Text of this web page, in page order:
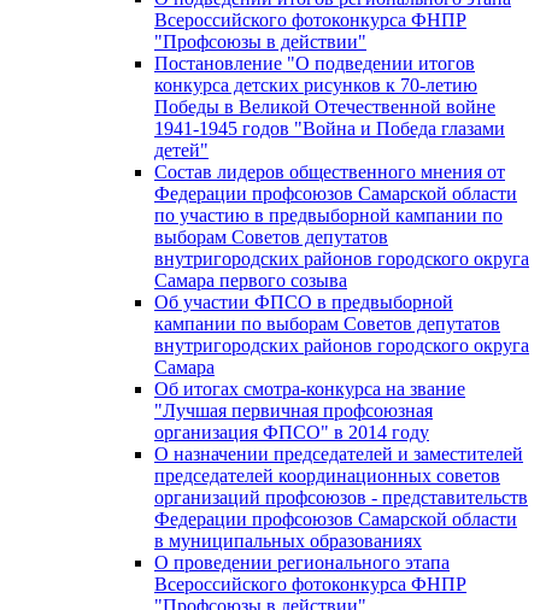
Всероссийского фотоконкурса ФНПР
"Профсоюзы в действии"
Постановление "О подведении итогов
конкурса детских рисунков к 70-летию
Победы в Великой Отечественной войне
1941-1945 годов "Война и Победа глазами
детей"
Состав лидеров общественного мнения от
Федерации профсоюзов Самарской области
по участию в предвыборной кампании по
выборам Советов депутатов
внутригородских районов городского округа
Самара первого созыва
Об участии ФПСО в предвыборной
кампании по выборам Советов депутатов
внутригородских районов городского округа
Самара
Об итогах смотра-конкурса на звание
"Лучшая первичная профсоюзная
организация ФПСО" в 2014 году
О назначении председателей и заместителей
председателей координационных советов
организаций профсоюзов - представительств
Федерации профсоюзов Самарской области
в муниципальных образованиях
О проведении регионального этапа
Всероссийского фотоконкурса ФНПР
"Профсоюзы в действии"